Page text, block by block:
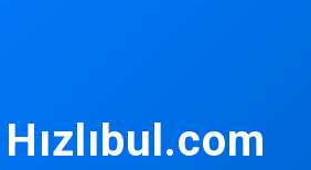
Hızlıbul.com